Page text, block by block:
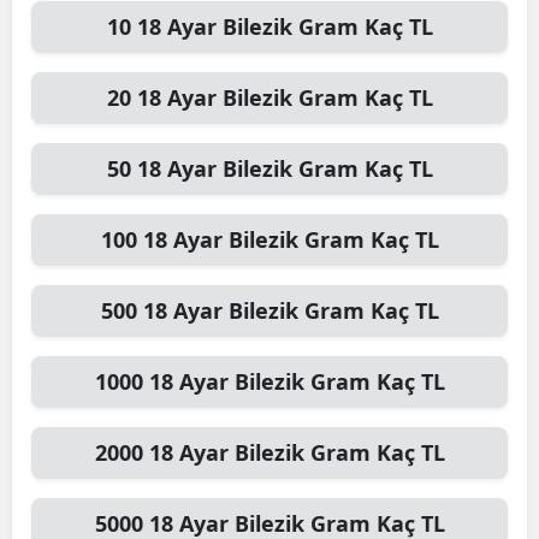
10 18 Ayar Bilezik Gram Kaç TL
20 18 Ayar Bilezik Gram Kaç TL
50 18 Ayar Bilezik Gram Kaç TL
100 18 Ayar Bilezik Gram Kaç TL
500 18 Ayar Bilezik Gram Kaç TL
1000 18 Ayar Bilezik Gram Kaç TL
2000 18 Ayar Bilezik Gram Kaç TL
5000 18 Ayar Bilezik Gram Kaç TL